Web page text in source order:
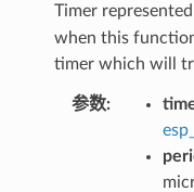
Timer
when this
timer which will
参数: